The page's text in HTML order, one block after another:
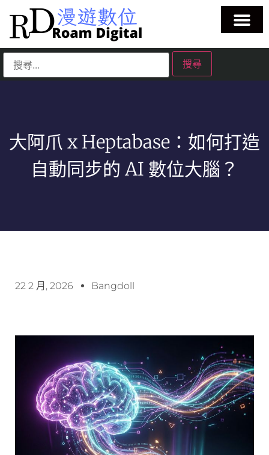
大阿爪 x Heptabase：如何打造
自動同步的 AI 數位大腦？
22 2 月, 2026 Bangdoll